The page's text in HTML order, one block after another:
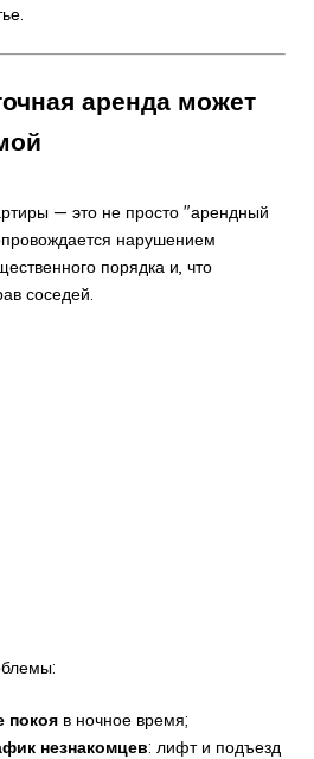
аренда может
— это не просто "арендный
нарушением
порядка и, что
соседей.
покояв ночное время;
незнакомцев: лифт и подъезд